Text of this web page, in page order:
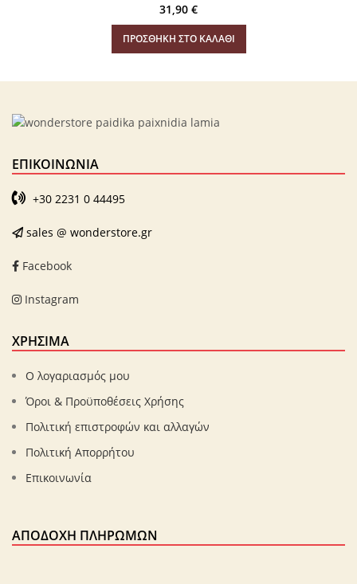
31,90 €
ΠΡΟΣΘΉΚΗ ΣΤΟ ΚΑΛΆΘΙ
ΕΠΙΚΟΙΝΩΝΊΑ
+30 2231 0 44495
sales @ wonderstore.gr
Facebook
Instagram
ΧΡΗΣΙΜΑ
Ο λογαριασμός μου
Όροι & Προϋποθέσεις Χρήσης
Πολιτική επιστροφών και αλλαγών
Πολιτική Απορρήτου
Επικοινωνία
ΑΠΟΔΟΧΉ ΠΛΗΡΩΜΏΝ